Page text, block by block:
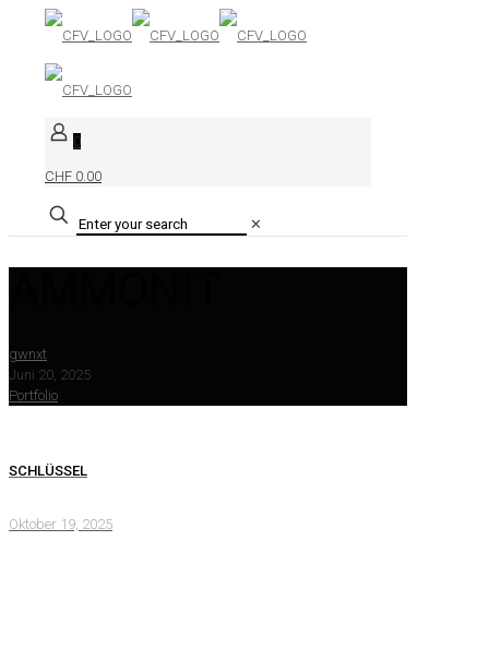
0
CHF 0.00
✕
gwnxt
Juni 20, 2025
Portfolio
SCHLÜSSEL
Oktober 19, 2025